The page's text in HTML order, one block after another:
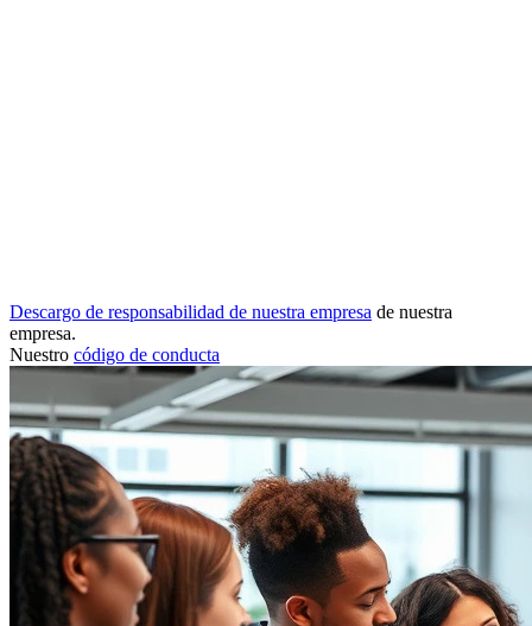
Descargo de responsabilidad de nuestra empresa de nuestra
empresa.
Nuestro código de conducta